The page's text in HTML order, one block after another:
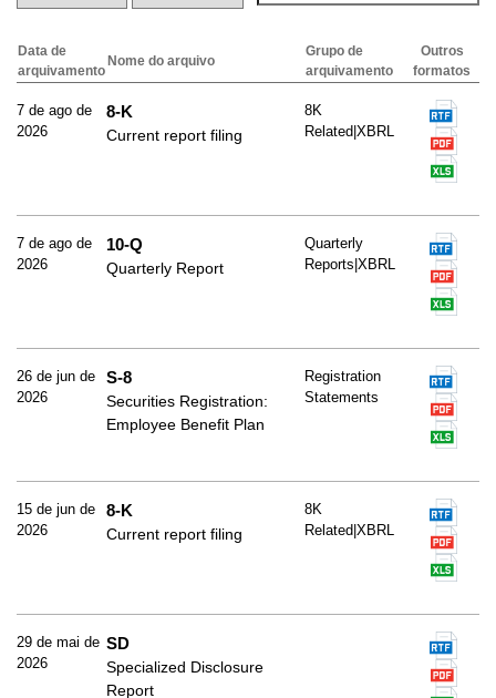
Data de
arquivamento
Nome do arquivo
Grupo de
arquivamento
Outros
formatos
7 de ago de
2026
8-K
Current report filing
8K
Related|XBRL
7 de ago de
2026
10-Q
Quarterly Report
Quarterly
Reports|XBRL
26 de jun de
2026
S-8
Securities Registration:
Employee Benefit Plan
Registration
Statements
15 de jun de
2026
8-K
Current report filing
8K
Related|XBRL
29 de mai de
2026
SD
Specialized Disclosure
Report